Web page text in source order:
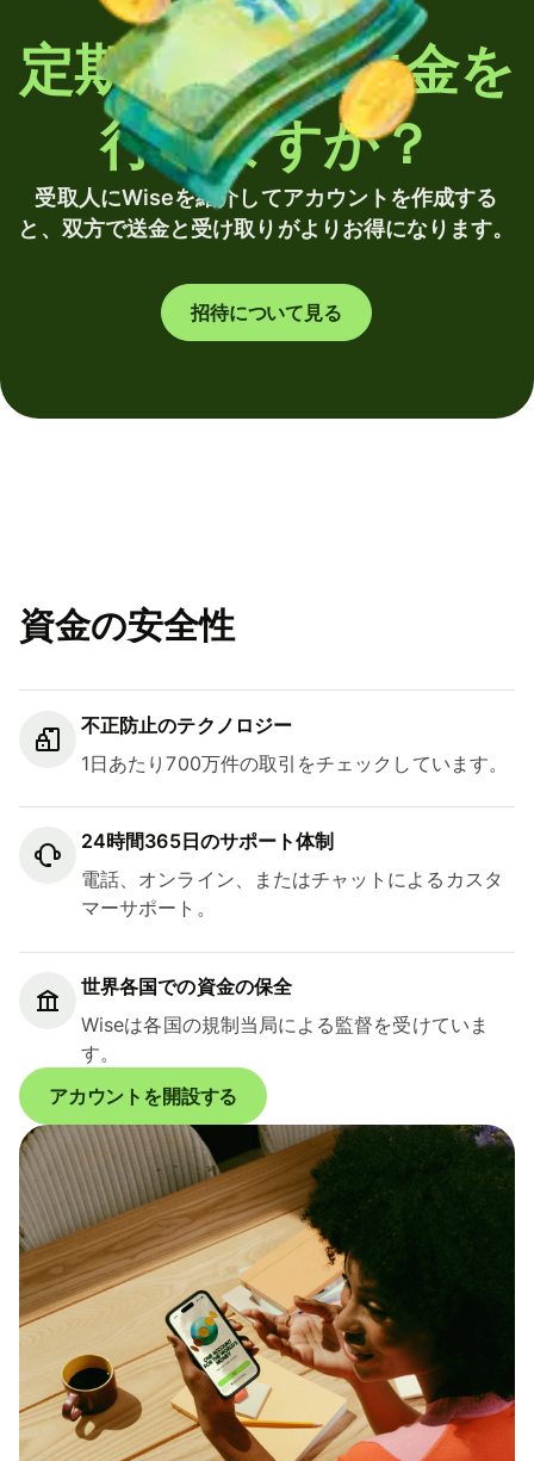
定期的に海外送金を
行いますか？
受取人にWiseを紹介してアカウントを作成する
と、双方で送金と受け取りがよりお得になります。
招待について見る
資金の安全性
不正防止のテクノロジー
1日あたり700万件の取引をチェックしています。
24時間365日のサポート体制
電話、オンライン、またはチャットによるカスタ
マーサポート。
世界各国での資金の保全
Wiseは各国の規制当局による監督を受けていま
す。
アカウントを開設する